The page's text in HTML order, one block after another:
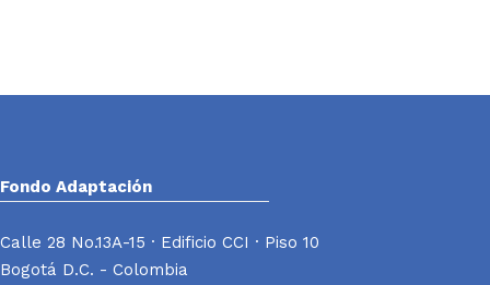
Fondo Adaptación
Calle 28 No.13A-15 · Edificio CCI · Piso 10
Bogotá D.C. - Colombia